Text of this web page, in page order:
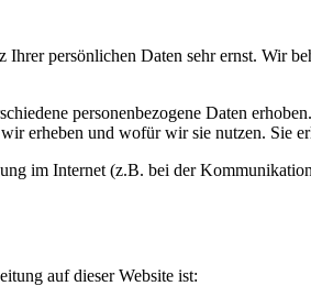
Ihrer persönlichen Daten sehr ernst. Wir
personenbezogene Daten
erheben und wofür wir sie nutzen. Sie
im Internet (z.B. bei der
auf dieser Website ist: